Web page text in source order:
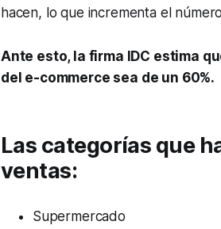
hacen, lo que incrementa el
Ante esto, la firma IDC estima
del e-commerce sea de un 60%.
Las categorías que
ventas:
Supermercado